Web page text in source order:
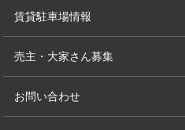
賃貸駐車場情報
売主・大家さん募集
お問い合わせ